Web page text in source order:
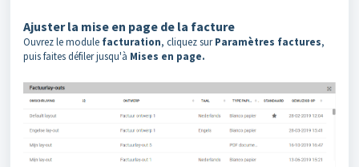
Ajuster la mise en page de la facture
Ouvrez le module facturation, cliquez surParamètres factures,
puis faites défiler jusqu'à Mises en page.